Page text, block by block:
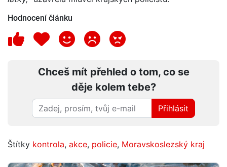
Hodnocení článku
Chceš mít přehled o tom, co se
děje kolem tebe?
Přihlásit
Štítky kontrola, akce, policie, Moravskoslezský kraj